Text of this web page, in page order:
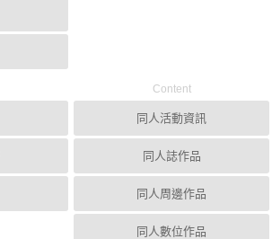
Content
同人活動資訊
同人誌作品
同人周邊作品
同人數位作品